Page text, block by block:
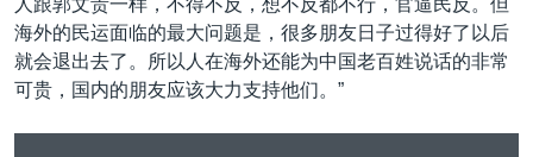
人跟郭文贵一样，不得不反，想不反都不行，官逼民反。但
海外的民运面临的最大问题是，很多朋友日子过得好了以后
就会退出去了。所以人在海外还能为中国老百姓说话的非常
可贵，国内的朋友应该大力支持他们。”